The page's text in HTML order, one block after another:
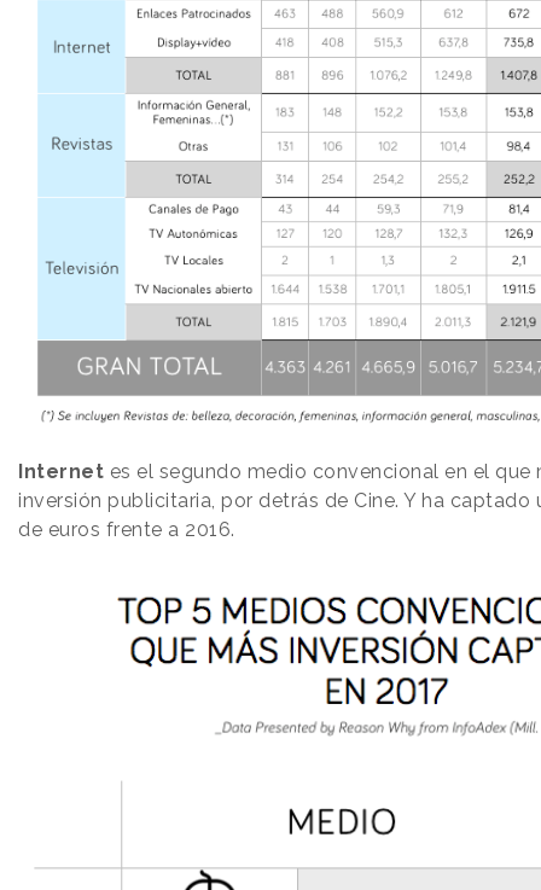
Internet es el segundo medio convencional en el que
inversión publicitaria, por detrás de Cine. Y ha
de euros frente a 2016.